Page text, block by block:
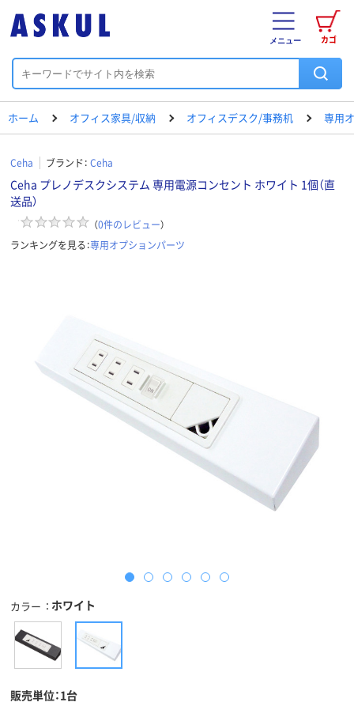
カゴ
メニュー
ホーム オフィス家具/収納 オフィスデスク/事務机 専用
Ceha ブランド： Ceha
Ceha プレノデスクシステム 専用電源コンセント ホワイト 1個（直
送品）
（0件のレビュー）
ランキングを見る：専用オプションパーツ
カラー ホワイト
販売単位：1台